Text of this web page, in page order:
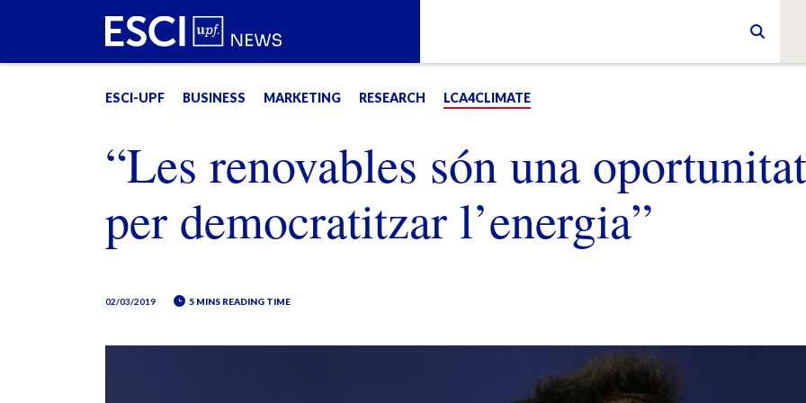
ESCI-UPF BUSINESS MARKETING RESEARCH LCA4CLIMATE
“Les renovables són una oportunitat
per democratitzar l’energia”
02/03/2019 5 MINS READING TIME